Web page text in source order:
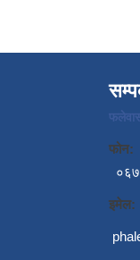
फोन:
इमेल: